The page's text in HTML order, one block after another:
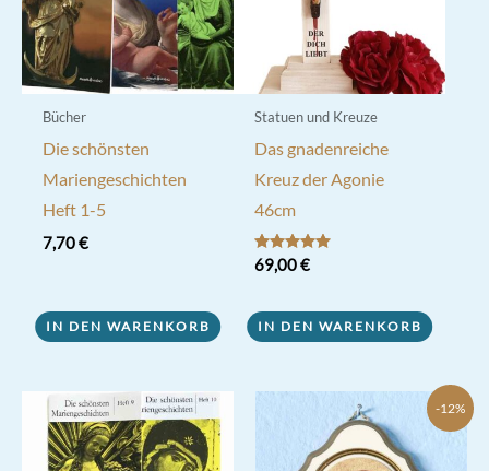
der
Produktseite
gewählt
werden
Bücher
Die schönsten
Mariengeschichten
Heft 1-5
7,70€
IN DEN WARENKORB
Statuen und Kreuze
Das gnadenreiche
Kreuz der Agonie
46cm
Bewertet mit
5.00
69,00€
IN DEN WARENKORB
-12%